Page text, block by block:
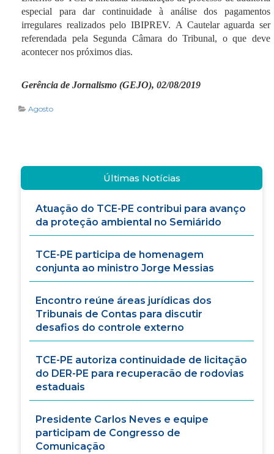
especial para dar continuidade à análise dos pagamentos
irregulares realizados pelo IBIPREV. A Cautelar aguarda ser
referendada pela Segunda Câmara do Tribunal, o que deve
acontecer nos próximos dias.
Gerência de Jornalismo (GEJO), 02/08/2019
Agosto
Últimas Notícias
Atuação do TCE-PE contribui para avanço
da proteção ambiental no Semiárido
TCE-PE participa de homenagem
conjunta ao ministro Jorge Messias
Encontro reúne áreas jurídicas dos
Tribunais de Contas para discutir
desafios do controle externo
TCE-PE autoriza continuidade de licitação
do DER-PE para recuperacão de rodovias
estaduais
Presidente Carlos Neves e equipe
participam de Congresso de
Comunicação